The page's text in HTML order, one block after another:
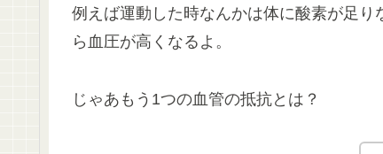
例えば運動した時なんかは体に酸素が足
ら血圧が高くなるよ。
じゃあもう1つの血管の抵抗とは？